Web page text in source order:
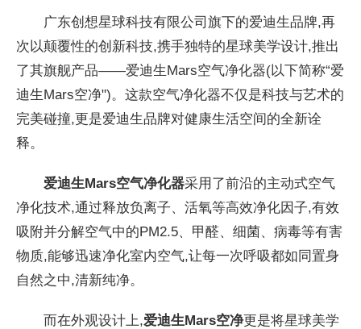
广东创想星球科技有限公司旗下的爱迪生品牌,再
次以颠覆性的创新科技,携手独特的星球美学设计,推出
了其旗舰产品——爱迪生Mars空气净化器(以下简称“爱
迪生Mars空净")。这款空气净化器不仅是科技与艺术的
完美碰撞,更是爱迪生品牌对健康生活空间的全新诠
释。
爱迪生Mars空气净化器采用了前沿的主动式空气
净化技术,通过释放负离子、活氧等高效净化因子,有效
吸附并分解空气中的PM2.5、甲醛、细菌、 病毒等有害
物质,能够迅速净化室内空气,让每一次呼吸都如同置身
自然之中,清新纯净。
而在外观设计上,爱迪生Mars空净更是将星球美学